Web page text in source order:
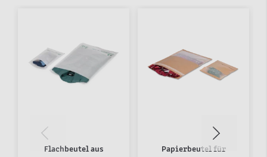
Flachbeutel aus
Papierbeutel für